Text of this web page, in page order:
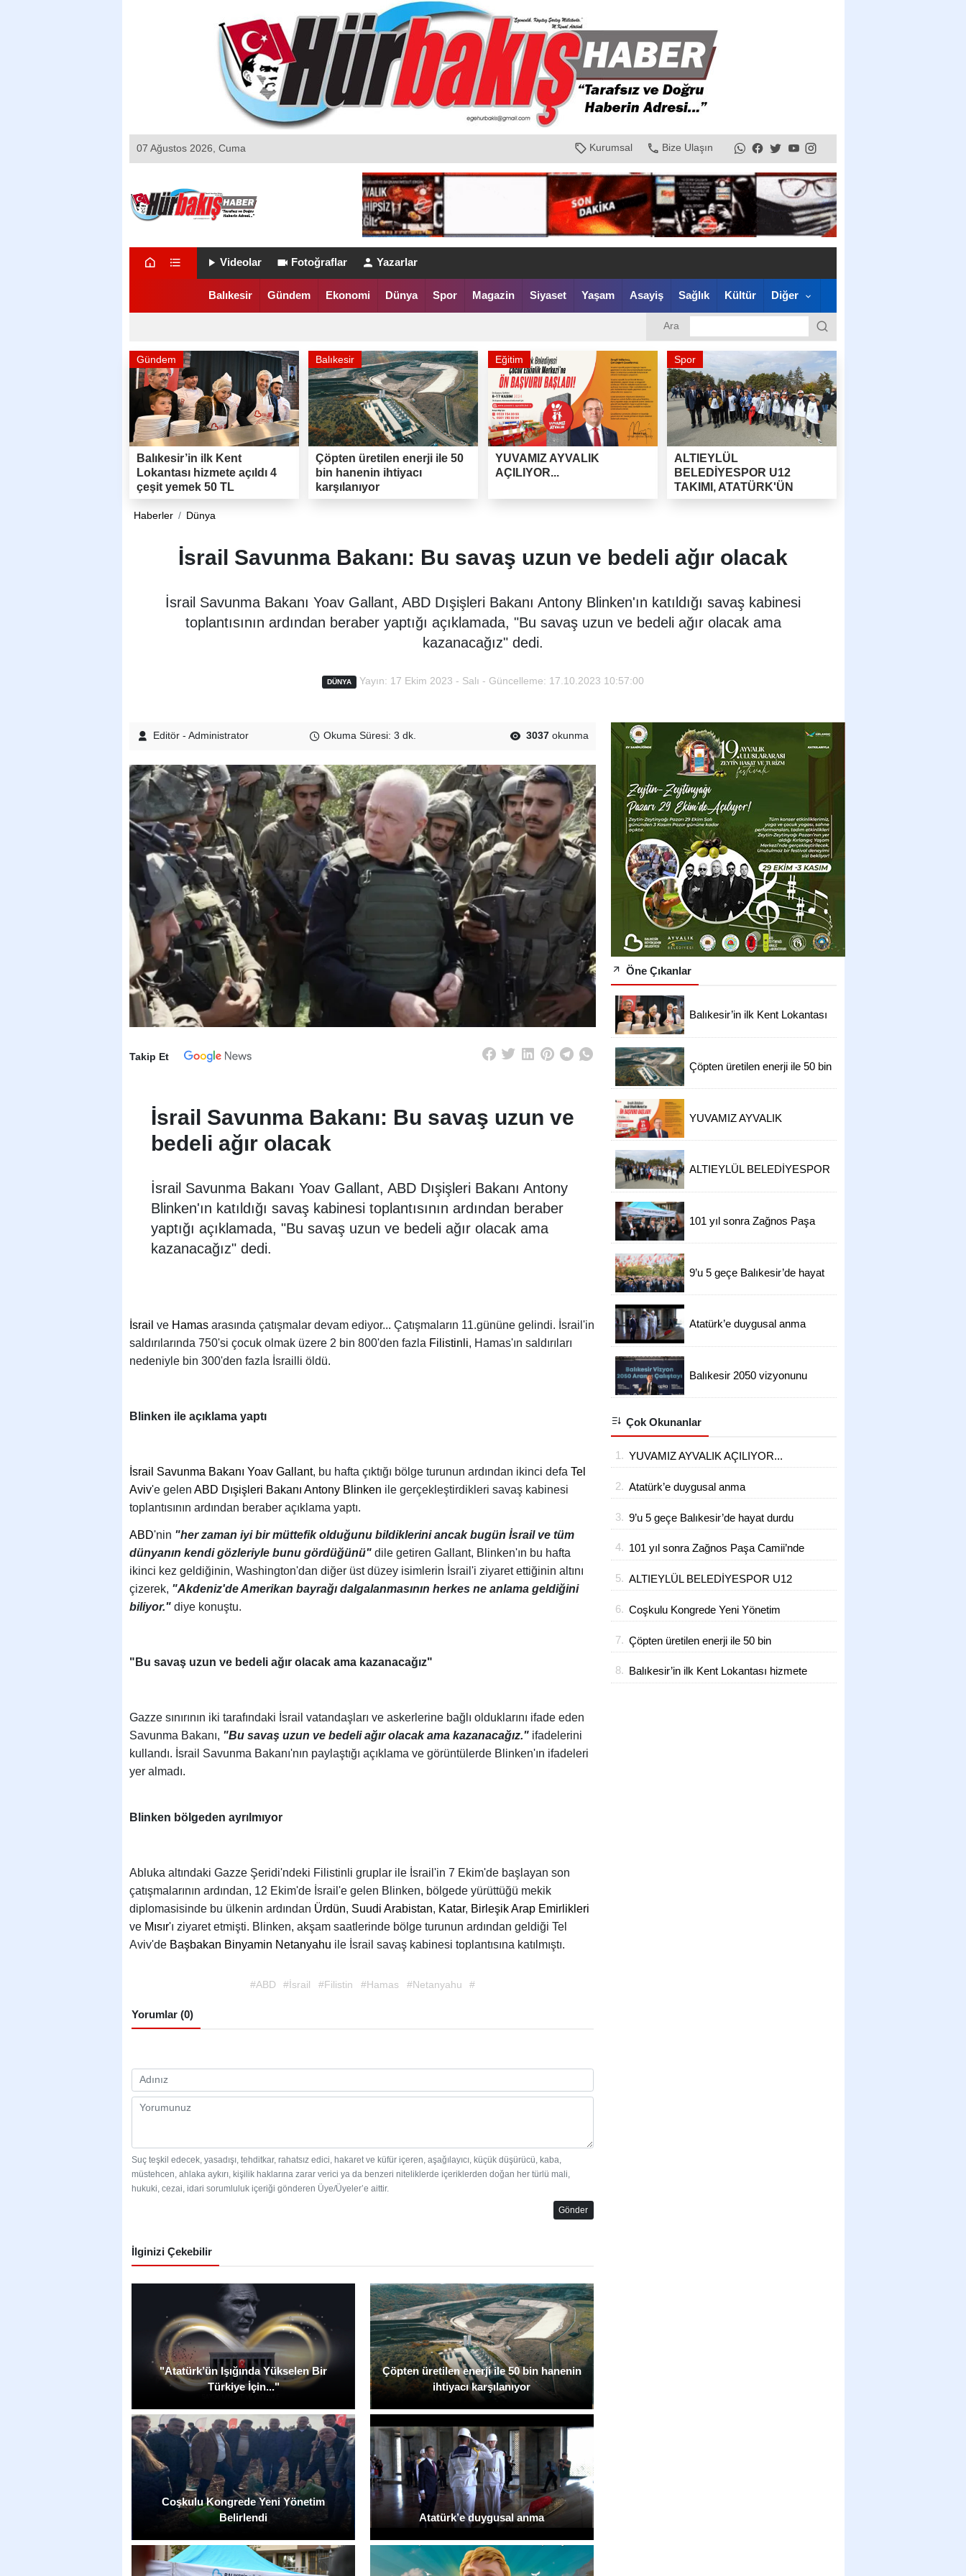
07 Ağustos 2026, Cuma Kurumsal Bize Ulaşın
Videolar Fotoğraflar Yazarlar
Balıkesir Gündem Ekonomi Dünya Spor Magazin Siyaset Yaşam Asayiş Sağlık Kültür Diğer
Ara
Gündem
Balıkesir’in ilk Kent
Lokantası hizmete açıldı 4
çeşit yemek 50 TL
Balıkesir
Çöpten üretilen enerji ile 50
bin hanenin ihtiyacı
karşılanıyor
Eğitim
YUVAMIZ AYVALIK
AÇILIYOR...
Spor
ALTIEYLÜL
BELEDİYESPOR U12
TAKIMI, ATATÜRK'ÜN
HUZURUNA ÇIKTI!
Haberler Dünya
İsrail Savunma Bakanı: Bu savaş uzun ve bedeli ağır olacak
İsrail Savunma Bakanı Yoav Gallant, ABD Dışişleri Bakanı Antony Blinken'ın katıldığı savaş kabinesi
toplantısının ardından beraber yaptığı açıklamada, "Bu savaş uzun ve bedeli ağır olacak ama
kazanacağız" dedi.
DÜNYA Yayın: 17 Ekim 2023 - Salı - Güncelleme: 17.10.2023 10:57:00
Editör - Administrator Okuma Süresi: 3 dk. 3037 okunma
Takip Et
İsrail Savunma Bakanı: Bu savaş uzun ve
bedeli ağır olacak
İsrail Savunma Bakanı Yoav Gallant, ABD Dışişleri Bakanı Antony
Blinken'ın katıldığı savaş kabinesi toplantısının ardından beraber
yaptığı açıklamada, "Bu savaş uzun ve bedeli ağır olacak ama
kazanacağız" dedi.
İsrail ve Hamasarasında çatışmalar devam ediyor... Çatışmaların 11.gününe gelindi. İsrail'in
saldırılarında 750'si çocuk olmak üzere 2 bin 800'den fazla Filistinli, Hamas'ın saldırıları
nedeniyle bin 300'den fazla İsrailli öldü.
Blinken ile açıklama yaptı
İsrail Savunma Bakanı Yoav Gallant, bu hafta çıktığı bölge turunun ardından ikinci defa Tel
Aviv'e gelen ABD Dışişleri Bakanı Antony Blinken ile gerçekleştirdikleri savaş kabinesi
toplantısının ardından beraber açıklama yaptı.
ABD'nin "her zaman iyi bir müttefik olduğunu bildiklerini ancak bugün İsrail ve tüm
dünyanın kendi gözleriyle bunu gördüğünü" dile getiren Gallant, Blinken'ın bu hafta
ikinci kez geldiğinin, Washington'dan diğer üst düzey isimlerin İsrail'i ziyaret ettiğinin altını
çizerek, "Akdeniz'de Amerikan bayrağı dalgalanmasının herkes ne anlama geldiğini
biliyor." diye konuştu.
"Bu savaş uzun ve bedeli ağır olacak ama kazanacağız"
Gazze sınırının iki tarafındaki İsrail vatandaşları ve askerlerine bağlı olduklarını ifade eden
Savunma Bakanı, "Bu savaş uzun ve bedeli ağır olacak ama kazanacağız."ifadelerini
kullandı. İsrail Savunma Bakanı'nın paylaştığı açıklama ve görüntülerde Blinken'ın ifadeleri
yer almadı.
Blinken bölgeden ayrılmıyor
Abluka altındaki Gazze Şeridi'ndeki Filistinli gruplar ile İsrail'in 7 Ekim'de başlayan son
çatışmalarının ardından, 12 Ekim'de İsrail'e gelen Blinken, bölgede yürüttüğü mekik
diplomasisinde bu ülkenin ardından Ürdün, Suudi Arabistan, Katar, Birleşik Arap Emirlikleri
ve Mısır'ı ziyaret etmişti. Blinken, akşam saatlerinde bölge turunun ardından geldiği Tel
Aviv'de Başbakan Binyamin Netanyahu ile İsrail savaş kabinesi toplantısına katılmıştı.
#ABD #İsrail #Filistin #Hamas #Netanyahu #
Yorumlar (0)
Suç teşkil edecek, yasadışı, tehditkar, rahatsız edici, hakaret ve küfür içeren, aşağılayıcı, küçük düşürücü, kaba,
müstehcen, ahlaka aykırı, kişilik haklarına zarar verici ya da benzeri niteliklerde içeriklerden doğan her türlü mali,
hukuki, cezai, idari sorumluluk içeriği gönderen Üye/Üyeler’e aittir.
Gönder
İlginizi Çekebilir
"Atatürk’ün Işığında Yükselen Bir
Türkiye İçin..."
Çöpten üretilen enerji ile 50 bin hanenin
ihtiyacı karşılanıyor
Coşkulu Kongrede Yeni Yönetim
Belirlendi
Atatürk’e duygusal anma
Öne Çıkanlar
Balıkesir’in ilk Kent Lokantası
50 TL
Çöpten üretilen enerji ile 50 bin
YUVAMIZ AYVALIK
ALTIEYLÜL BELEDİYESPOR
HUZURUNA ÇIKTI!
101 yıl sonra Zağnos Paşa
9’u 5 geçe Balıkesir’de hayat
Atatürk’e duygusal anma
Balıkesir 2050 vizyonunu
Çok Okunanlar
1. YUVAMIZ AYVALIK AÇILIYOR...
2. Atatürk’e duygusal anma
3. 9’u 5 geçe Balıkesir’de hayat durdu
4. 101 yıl sonra Zağnos Paşa Camii’nde
5. ALTIEYLÜL BELEDİYESPOR U12
ÇIKTI!
6. Coşkulu Kongrede Yeni Yönetim
7. Çöpten üretilen enerji ile 50 bin
8.
Balıkesir’in ilk Kent Lokantası hizmete